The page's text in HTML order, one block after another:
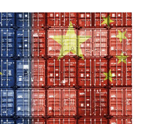
das
Koalition aus
Berichte
Parteien
den mächtigsten Ländern
mit großem Einfluss auf
aktuelle Weltgeschehen.
Podcasts